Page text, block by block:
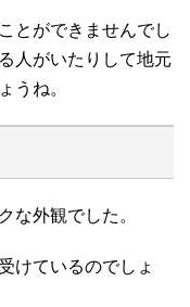
とができませんでし
人がいたりして地元
うね。
な外観でした。
けているのでしょ